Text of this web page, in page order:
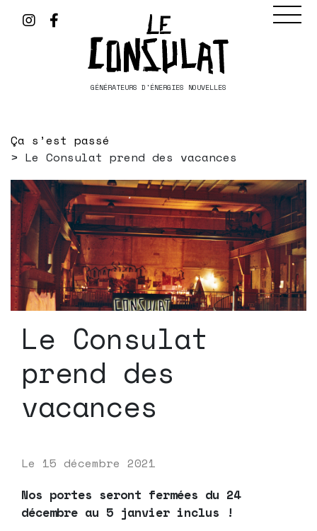
GÉNÉRATEURS D'ÉNERGIES NOUVELLES
Ça s’est passé
Le Consulat prend des vacances
Le Consulat
prend des
vacances
Le 15 décembre 2021
Nos portes seront fermées du 24
décembre au 5 janvier inclus !